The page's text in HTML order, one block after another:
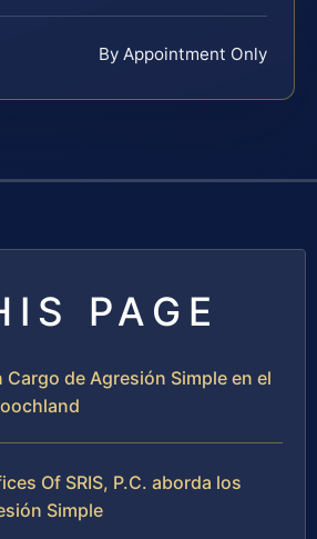
By Appointment Only
PAGE
Cargo de Agresión Simple en el
Of SRIS, P.C. aborda los
Simple